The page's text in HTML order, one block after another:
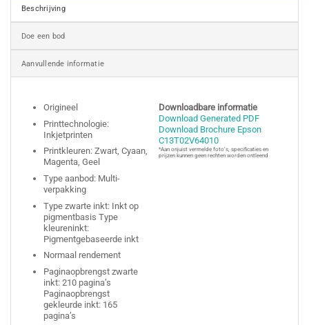
Beschrijving
Doe een bod
Aanvullende informatie
Origineel
Printtechnologie:
Inkjetprinten
Printkleuren: Zwart, Cyaan,
Magenta, Geel
Type aanbod: Multi-
verpakking
Type zwarte inkt: Inkt op
pigmentbasis Type
kleureninkt:
Pigmentgebaseerde inkt
Normaal rendement
Paginaopbrengst zwarte
inkt: 210 pagina’s
Paginaopbrengst
gekleurde inkt: 165
pagina’s
Downloadbare informatie
Download Generated PDF
Download Brochure Epson
C13T02V64010
*Aan onjuist vermelde foto’s, specificaties en
prijzen kunnen geen rechten worden ontleend